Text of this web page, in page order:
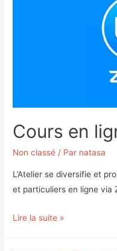
Cours en
Non classé / Par natasa
L’Atelier se diversifie et
et particuliers en ligne via
Cours
Lire la suite »